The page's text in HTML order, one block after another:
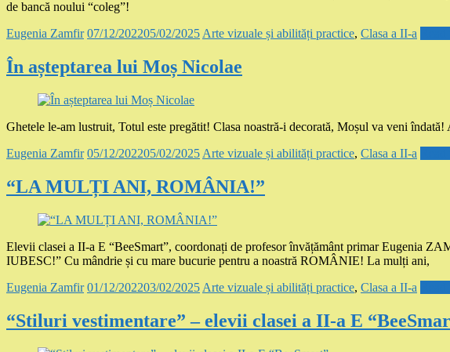
de bancă noului “coleg”!
Eugenia Zamfir 07/12/202205/02/2025 Arte vizuale și abilități practice, Clasa a II-a
În așteptarea lui Moș Nicolae
Ghetele le-am lustruit, Totul este pregătit! Clasa noastră-i decorată, Moșul va veni
Eugenia Zamfir 05/12/202205/02/2025 Arte vizuale și abilități practice, Clasa a II-a
“LA MULȚI ANI, ROMÂNIA!”
Elevii clasei a II-a E “BeeSmart”, coordonați de profesor învățământ primar Eugenia
IUBESC!” Cu mândrie și cu mare bucurie pentru a noastră ROMÂNIE! La mulți ani,
Eugenia Zamfir 01/12/202203/02/2025 Arte vizuale și abilități practice, Clasa a II-a
“Stiluri vestimentare” – elevii clasei a II-a E